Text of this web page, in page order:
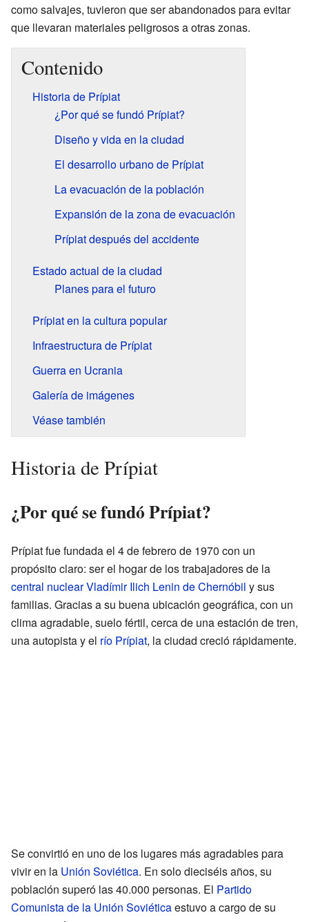
como salvajes, tuvieron que ser abandonados para evitar
que llevaran materiales peligrosos a otras zonas.
Contenido
Historia de Prípiat
¿Por qué se fundó Prípiat?
Diseño y vida en la ciudad
El desarrollo urbano de Prípiat
La evacuación de la población
Expansión de la zona de evacuación
Prípiat después del accidente
Estado actual de la ciudad
Planes para el futuro
Prípiat en la cultura popular
Infraestructura de Prípiat
Guerra en Ucrania
Galería de imágenes
Véase también
Historia de Prípiat
¿Por qué se fundó Prípiat?
Prípiat fue fundada el 4 de febrero de 1970 con un
propósito claro: ser el hogar de los trabajadores de la
central nuclear Vladímir Ilich Lenin de Chernóbil y sus
familias. Gracias a su buena ubicación geográfica, con un
clima agradable, suelo fértil, cerca de una estación de tren,
una autopista y el río Prípiat, la ciudad creció rápidamente.
Se convirtió en uno de los lugares más agradables para
vivir en la Unión Soviética. En solo dieciséis años, su
población superó las 40.000 personas. El Partido
Comunista de la Unión Soviéticaestuvo a cargo de su